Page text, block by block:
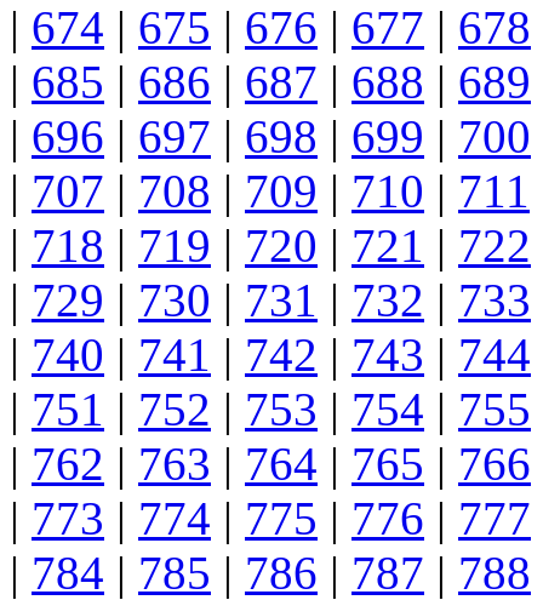
| 674 | 675 | 676 | 677 | 678
| 685 | 686 | 687 | 688 | 689
| 696 | 697 | 698 | 699 | 700
| 707 | 708 | 709 | 710 | 711
| 718 | 719 | 720 | 721 | 722
| 729 | 730 | 731 | 732 | 733
| 740 | 741 | 742 | 743 | 744
| 751 | 752 | 753 | 754 | 755
| 762 | 763 | 764 | 765 | 766
| 773 | 774 | 775 | 776 | 777
| 784 | 785 | 786 | 787 | 788